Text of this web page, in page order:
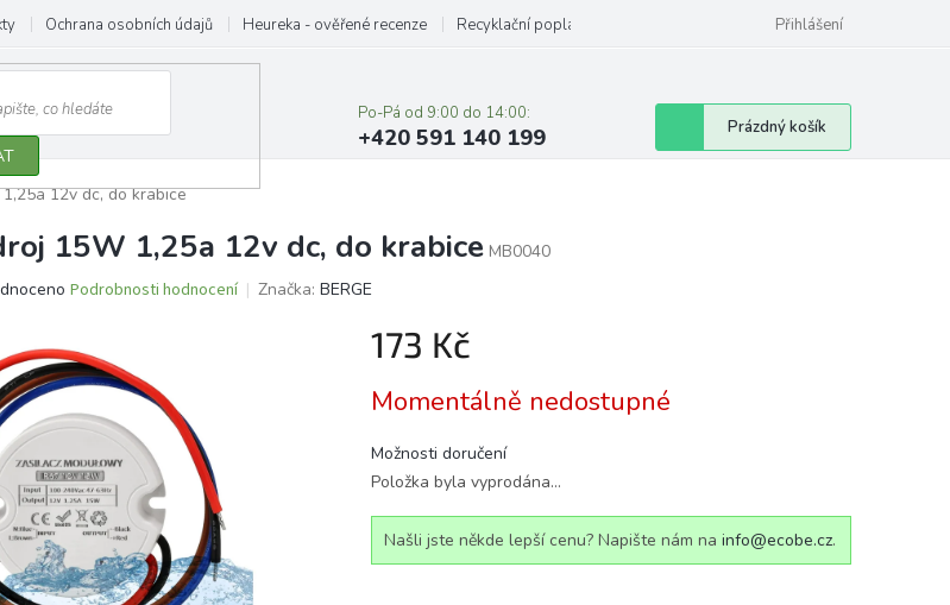
Ochrana osobních údajů Heureka - ověřené recenze Recyklační poplatky Přihlášení
Po-Pá od 9:00 do 14:00:
+420 591 140 199
Nákupní
košík
Prázdný košík
12v dc, do krabice
15W 1,25a 12v dc, do krabice MB0040
Podrobnosti hodnocení Značka: BERGE
173 Kč
cena:
Momentálně nedostupné
Možnosti doručení
Položka byla vyprodána…
Našli jste někde lepší cenu? Napište nám na info@ecobe.cz.